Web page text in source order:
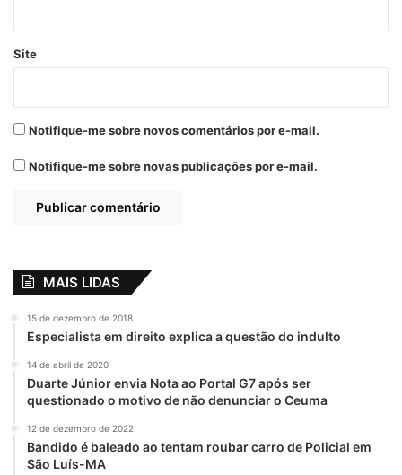
Site
Notifique-me sobre novos comentários por e-mail.
Notifique-me sobre novas publicações por e-mail.
MAIS LIDAS
15 de dezembro de 2018
Especialista em direito explica a questão do indulto
14 de abril de 2020
Duarte Júnior envia Nota ao Portal G7 após ser
questionado o motivo de não denunciar o Ceuma
12 de dezembro de 2022
Bandido é baleado ao tentam roubar carro de Policial em
São Luís-MA